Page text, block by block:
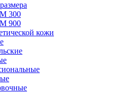
300
900
кожи